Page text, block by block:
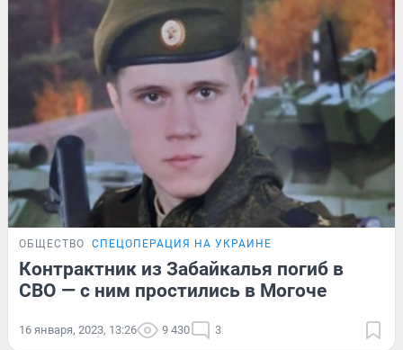
ОБЩЕСТВО СПЕЦОПЕРАЦИЯ НА УКРАИНЕ
Контрактник из Забайкалья погиб в
СВО — с ним простились в Могоче
16 января, 2023, 13:26 9 430 3